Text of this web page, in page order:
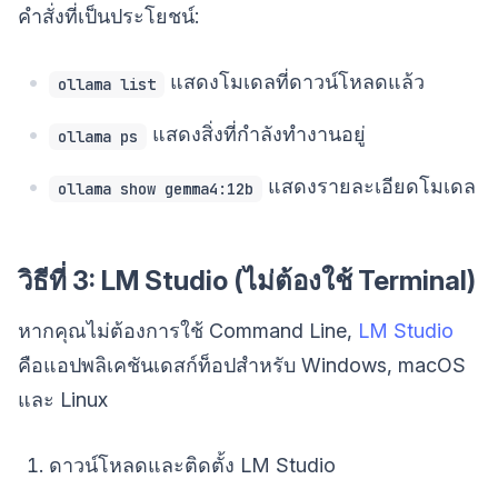
คำสั่งที่เป็นประโยชน์:
ollama list แสดงโมเดลที่ดาวน์โหลดแล้ว
ollama ps แสดงสิ่งที่กำลังทำงานอยู่
ollama show gemma4:12b แสดงรายละเอียดโมเดล
วิธีที่ 3: LM Studio (ไม่ต้องใช้ Terminal)
หากคุณไม่ต้องการใช้ Command Line, LM Studio
คือแอปพลิเคชันเดสก์ท็อปสำหรับ Windows, macOS
และ Linux
ดาวน์โหลดและติดตั้ง LM Studio